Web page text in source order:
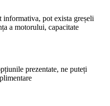
informativa, pot exista greșeli
a motorului, capacitate
prezentate, ne puteți